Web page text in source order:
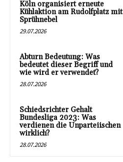
Köln organisiert erneute
Kühlaktion am Rudolfplatz mit
Sprühnebel
29.07.2026
Abturn Bedeutung: Was
bedeutet dieser Begriff und
wie wird er verwendet?
28.07.2026
Schiedsrichter Gehalt
Bundesliga 2023: Was
verdienen die Unparteiischen
wirklich?
28.07.2026